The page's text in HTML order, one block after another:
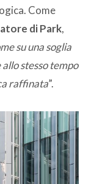
Come
di Park,
su una soglia
stesso tempo
raffinata”.